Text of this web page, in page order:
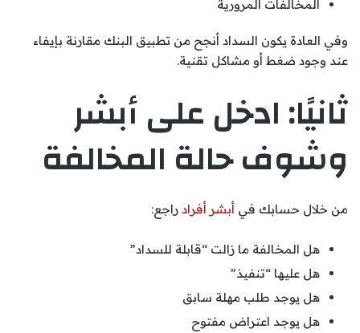
المخالفات المرورية
وفي العادة يكون السداد أنجح من تطبيق البنك مقارنة بإيفاء
عند وجود ضغط أو مشاكل تقنية.
ثانيًا: ادخل على أبشر
وشوف حالة المخالفة
من خلال حسابك في أبشر أفراد راجع:
هل المخالفة ما زالت “قابلة للسداد”
هل عليها “تنفيذ”
هل يوجد طلب مهلة سابق
هل يوجد اعتراض مفتوح